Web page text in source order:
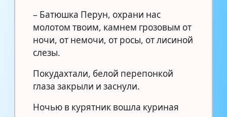
– Батюшка Перун, охрани нас
молотом твоим, камнем грозовым от
ночи, от немочи, от росы, от лисиной
слезы.
Покудахтали, белой перепонкой
глаза закрыли и заснули.
Ночью в курятник вошла куриная